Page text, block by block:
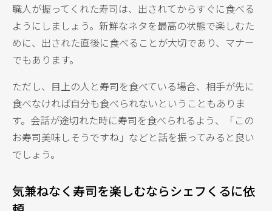
職人が握ってくれた寿司は、出されてからすぐに食べる
ようにしましょう。新鮮なネタを最高の状態で楽しむた
めに、出された直後に食べることが大切であり、マナー
でもあります。
ただし、目上の人と寿司を食べている場合、相手が先に
食べなければ自分も食べられないということもありま
す。会話が途切れた時に寿司を食べられるよう、「この
お寿司美味しそうですね」などと話を振ってみると良い
でしょう。
気兼ねなく寿司を楽しむならシェフくるに依